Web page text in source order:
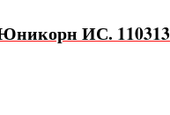
ИС. 110313